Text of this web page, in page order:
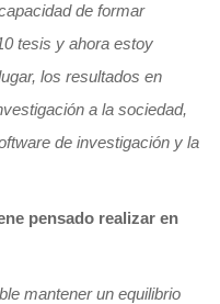
de formar
tesis y ahora estoy
los resultados en
a la sociedad,
de investigación y la
pensado realizar en
mantener un equilibrio